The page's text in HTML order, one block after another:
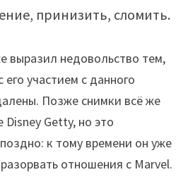
принизить, сломить.
выразил недовольство тем,
участием с данного
Позже снимки всё же
Disney Getty, но это
к тому времени он уже
отношения с Marvel.